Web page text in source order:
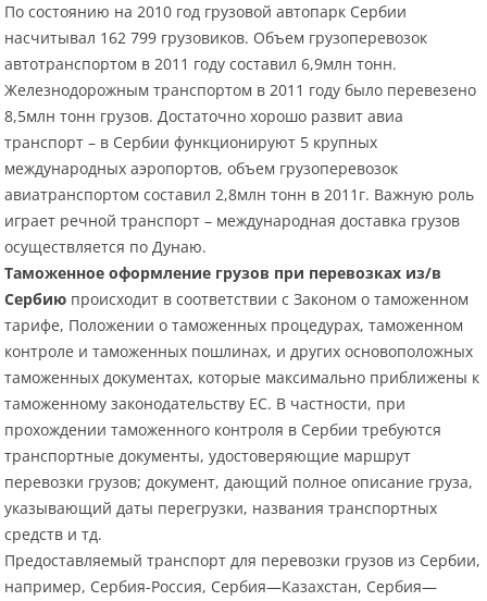
По состоянию на 2010 год грузовой автопарк Сербии
насчитывал 162 799 грузовиков. Объем грузоперевозок
автотранспортом в 2011 году составил 6,9млн тонн.
Железнодорожным транспортом в 2011 году было перевезено
8,5млн тонн грузов. Достаточно хорошо развит авиа
транспорт – в Сербии функционируют 5 крупных
международных аэропортов, объем грузоперевозок
авиатранспортом составил 2,8млн тонн в 2011г. Важную роль
играет речной транспорт – международная доставка грузов
осуществляется по Дунаю.
Таможенное оформление грузов при перевозках из/в
Сербию происходит в соответствии с Законом о таможенном
тарифе, Положении о таможенных процедурах, таможенном
контроле и таможенных пошлинах, и других основоположных
таможенных документах, которые максимально приближены к
таможенному законодательству ЕС. В частности, при
прохождении таможенного контроля в Сербии требуются
транспортные документы, удостоверяющие маршрут
перевозки грузов; документ, дающий полное описание груза,
указывающий даты перегрузки, названия транспортных
средств и тд.
Предоставляемый транспорт для перевозки грузов из Сербии,
например, Сербия-Россия, Сербия—Казахстан, Сербия—